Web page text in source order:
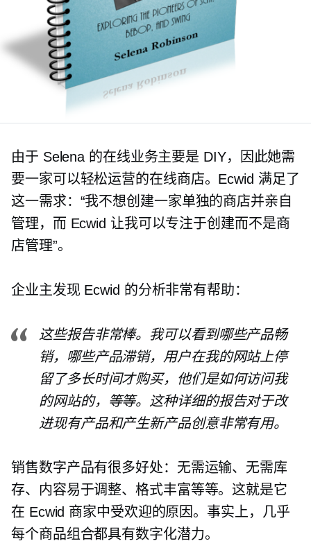
由于 Selena 的在线业务主要是 DIY，因此她需
要一家可以轻松运营的在线商店。Ecwid 满足了
这一需求：“我不想创建一家单独的商店并亲自
管理，而 Ecwid 让我可以专注于创建而不是商
店管理”。
企业主发现 Ecwid 的分析非常有帮助：
这些报告非常棒。我可以看到哪些产品畅
销，哪些产品滞销，用户在我的网站上停
留了多长时间才购买，他们是如何访问我
的网站的，等等。这种详细的报告对于改
进现有产品和产生新产品创意非常有用。
销售数字产品有很多好处：无需运输、无需库
存、内容易于调整、格式丰富等等。这就是它
在 Ecwid 商家中受欢迎的原因。事实上，几乎
每个商品组合都具有数字化潜力。